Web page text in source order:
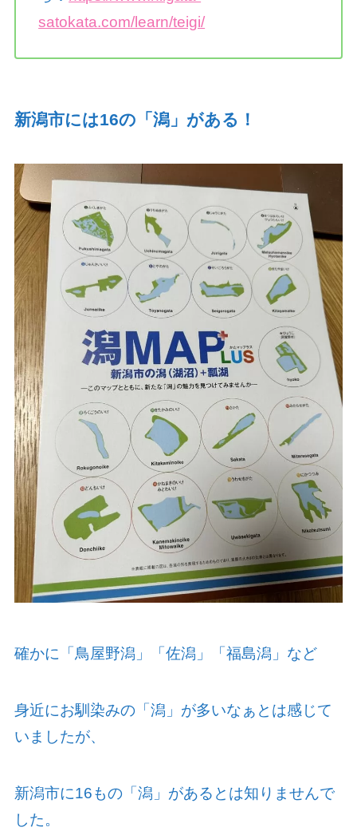
satokata.com/learn/teigi/
新潟市には16の「潟」がある！
確かに「鳥屋野潟」「佐潟」「福島潟」など
身近にお馴染みの「潟」が多いなぁとは感じて
いましたが、
新潟市に16もの「潟」があるとは知りませんで
した。